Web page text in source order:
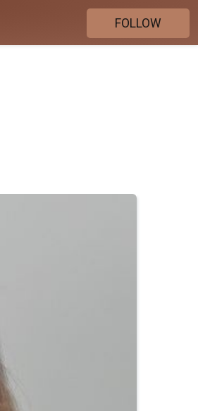
FOLLOW